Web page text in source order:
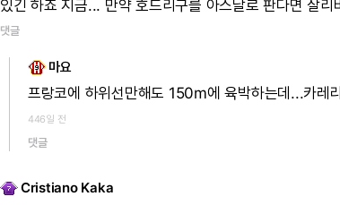
있긴 하죠 지금... 만약 호드리구를 아스날로 판다면 살리
댓글
마요
프랑코에 하위선만해도 150m에 육박하는데...카레
446일 전
댓글
Cristiano Kaka